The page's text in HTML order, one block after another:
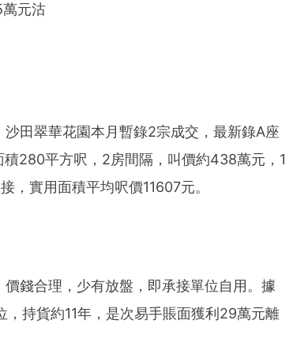
元沽
田翠華花園本月暫錄2宗成交，最新錄A座
280平方呎，2房間隔，叫價約438萬元，1
，實用面積平均呎價11607元。
錢合理，少有放盤，即承接單位自用。據
持貨約11年，是次易手賬面獲利29萬元離